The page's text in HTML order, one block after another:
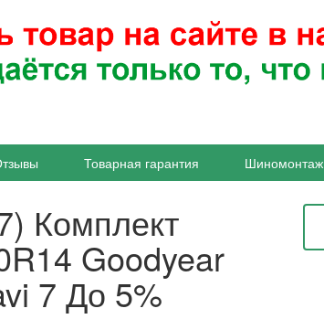
Товарная гарантия Шиномонтаж
Комплект
Goodyear
7 До 5%